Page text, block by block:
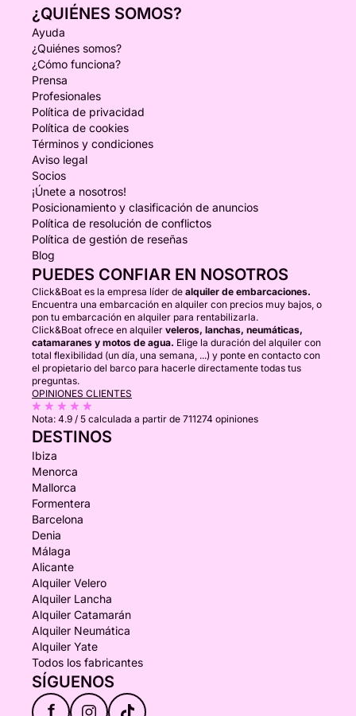
¿QUIÉNES SOMOS?
Ayuda
¿Quiénes somos?
¿Cómo funciona?
Prensa
Profesionales
Política de privacidad
Política de cookies
Términos y condiciones
Aviso legal
Socios
¡Únete a nosotros!
Posicionamiento y clasificación de anuncios
Política de resolución de conflictos
Política de gestión de reseñas
Blog
PUEDES CONFIAR EN NOSOTROS
Click&Boat es la empresa líder de alquiler de embarcaciones.
Encuentra una embarcación en alquiler con precios muy bajos, o
pon tu embarcación en alquiler para rentabilizarla.
Click&Boat ofrece en alquiler veleros, lanchas, neumáticas,
catamaranes y motos de agua. Elige la duración del alquiler con
total flexibilidad (un día, una semana, ...) y ponte en contacto con
el propietario del barco para hacerle directamente todas tus
preguntas.
OPINIONES CLIENTES
Nota: 4.9 / 5 calculada a partir de 711274 opiniones
DESTINOS
Ibiza
Menorca
Mallorca
Formentera
Barcelona
Denia
Málaga
Alicante
Alquiler Velero
Alquiler Lancha
Alquiler Catamarán
Alquiler Neumática
Alquiler Yate
Todos los fabricantes
SÍGUENOS